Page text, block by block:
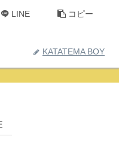
LINE コピー
KATATEMA BOY